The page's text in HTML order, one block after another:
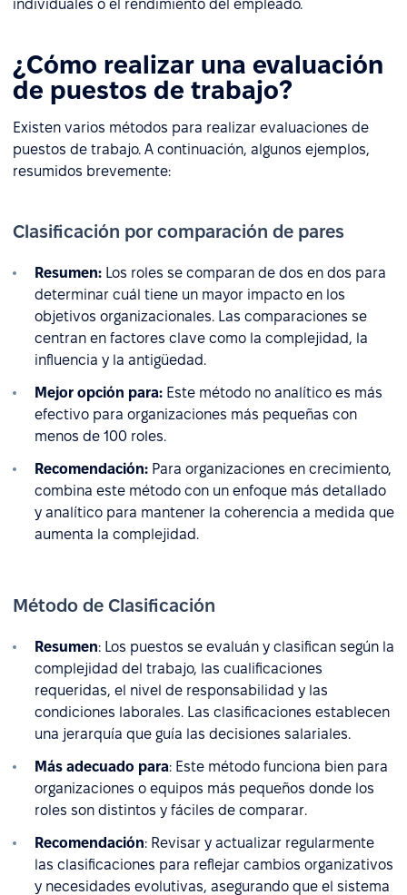
individuales o el rendimiento del empleado.
¿Cómo realizar una evaluación
de puestos de trabajo?
Existen varios métodos para realizar evaluaciones de
puestos de trabajo. A continuación, algunos ejemplos,
resumidos brevemente:
Clasificación por comparación de pares
Resumen: Los roles se comparan de dos en dos para
determinar cuál tiene un mayor impacto en los
objetivos organizacionales. Las comparaciones se
centran en factores clave como la complejidad, la
influencia y la antigüedad.
Mejor opción para: Este método no analítico es más
efectivo para organizaciones más pequeñas con
menos de 100 roles.
Recomendación: Para organizaciones en crecimiento,
combina este método con un enfoque más detallado
y analítico para mantener la coherencia a medida que
aumenta la complejidad.
Método de Clasificación
Resumen: Los puestos se evaluán y clasifican según la
complejidad del trabajo, las cualificaciones
requeridas, el nivel de responsabilidad y las
condiciones laborales. Las clasificaciones establecen
una jerarquía que guía las decisiones salariales.
Más adecuado para: Este método funciona bien para
organizaciones o equipos más pequeños donde los
roles son distintos y fáciles de comparar.
Recomendación: Revisar y actualizar regularmente
las clasificaciones para reflejar cambios organizativos
y necesidades evolutivas, asegurando que el sistema